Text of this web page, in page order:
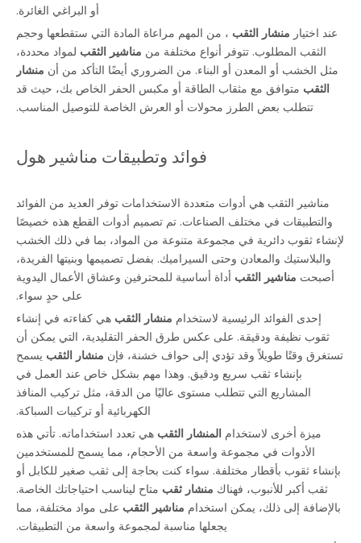
أو البراغي الغائرة.
عند اختيار منشار الثقب ، من المهم مراعاة المادة التي ستقطعها وحجم
الثقب المطلوب. تتوفر أنواع مختلفة من مناشير الثقب لمواد محددة،
مثل الخشب أو المعدن أو البناء. من الضروري أيضًا التأكد من أن منشار
الثقب متوافق مع مثقاب الطاقة أو مكبس الحفر الخاص بك، حيث قد
تتطلب بعض الطرز محولات أو العرش الخاصة للتوصيل المناسب.
فوائد وتطبيقات مناشير هول
مناشير الثقب هي أدوات متعددة الاستخدامات توفر العديد من الفوائد
والتطبيقات في مختلف الصناعات. تم تصميم أدوات القطع هذه خصيصًا
لإنشاء ثقوب دائرية في مجموعة متنوعة من المواد، بما في ذلك الخشب
والبلاستيك والمعادن وحتى السيراميك. بفضل تصميمها وبنيتها الفريدة،
أصبحت مناشير الثقب أداة أساسية للمحترفين وعشاق الأعمال اليدوية
على حدٍ سواء.
إحدى الفوائد الرئيسية لاستخدام منشار الثقب هي كفاءته في إنشاء
ثقوب نظيفة ودقيقة. على عكس طرق الحفر التقليدية، التي يمكن أن
تستغرق وقتًا طويلاً وقد تؤدي إلى حواف خشنة، فإن منشار الثقب يسمح
بإنشاء ثقب سريع ودقيق. وهذا مهم بشكل خاص عند العمل في
المشاريع التي تتطلب مستوى عاليًا من الدقة، مثل تركيب المنافذ
الكهربائية أو تركيبات السباكة.
ميزة أخرى لاستخدام المنشار الثقب هي تعدد استخداماته. تأتي هذه
الأدوات في مجموعة واسعة من الأحجام، مما يسمح للمستخدمين
بإنشاء ثقوب بأقطار مختلفة. سواء كنت بحاجة إلى ثقب صغير للكابل أو
ثقب أكبر للأنبوب، فهناك منشار ثقب متاح ليناسب احتياجاتك الخاصة.
بالإضافة إلى ذلك، يمكن استخدام مناشير الثقب على مواد مختلفة، مما
يجعلها مناسبة لمجموعة واسعة من التطبيقات.